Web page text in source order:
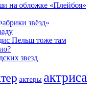
на обложке «Плейбоя»
звёзд»
Пельш тоже там
звезд
актеры актриса